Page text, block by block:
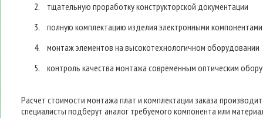
тщательную проработку конструкторской документации
полную комплектацию изделия электронными компонентами
монтаж элементов на высокотехнологичном оборудовании
контроль качества монтажа современным оптическим
Расчет стоимости монтажа плат и комплектации заказа
специалисты подберут аналог требуемого компонента или